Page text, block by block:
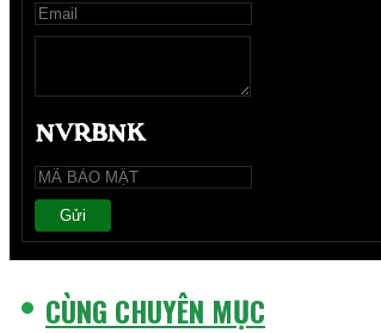
Gửi
CÙNG CHUYÊN MỤC